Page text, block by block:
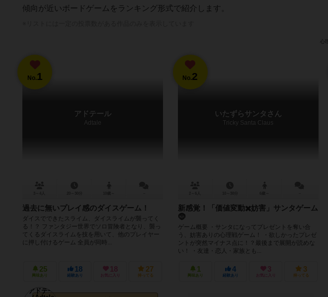
傾向が近いボードゲームをランキング形式で紹介します。
No.1
アドテール
Adtale
過去に無いプレイ感のダイスゲーム！
ダイスでできたスライム、ダイスライムが襲ってく
る！？ ファンタジー世界でソロ冒険者となり、襲っ
てくるダイスライムを技を用いて、他のプレイヤー
に押し付けるゲーム 全員が同時...
25
興味あり
18
経験あり
18
お気に入り
27
持ってる
No.2
いたずらサンタさん
Tricky Santa Claus
新感覚！「価値変動✖️妨害」サンタゲーム
🤶
ゲーム概要 ・サンタになってプレゼントを奪い合
う、妨害ありの心理戦ゲーム！ ・欲しかったプレゼ
ントが突然マイナス点に！？最後まで展開が読めな
い！ ・友達・恋人・家族とも...
1
興味あり
4
経験あり
3
お気に入り
3
持ってる